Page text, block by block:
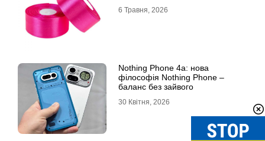
6 Травня, 2026
Nothing Phone 4a: нова
філософія Nothing Phone –
баланс без зайвого
30 Квітня, 2026